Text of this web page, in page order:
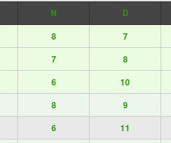
N D
8 7
7 8
6 10
8 9
6 11